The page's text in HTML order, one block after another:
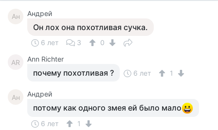
Ан Андрей
Он лох она похотливая сучка.
6 лет 3 0
AR Ann Richter
почему похотливая ? 6 лет 1
Ан Андрей
потому как одного змея ей было мало
6 лет 1